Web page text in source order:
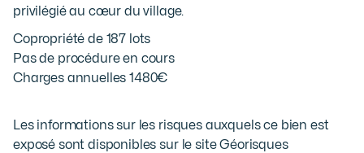
privilégié au cœur du village.
Copropriété de 187 lots
Pas de procédure en cours
Charges annuelles 1480€
Les informations sur les risques auxquels ce bien est
exposé sont disponibles sur le site Géorisques